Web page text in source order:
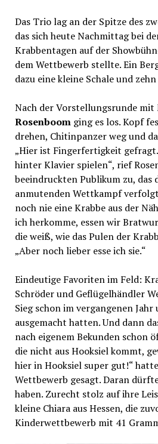
Das Trio lag an der Spitze des
das sich heute Nachmittag bei
Krabbentagen auf der
dem Wettbewerb stellte. Ein
dazu eine kleine Schale und
Nach der Vorstellungsrunde
Rosenboom ging es los. Kopf
drehen, Chitinpanzer weg und
„Hier ist Fingerfertigkeit
hinter Klavier spielen“, rief
beeindruckten Publikum zu, das
anmutenden Wettkampf
noch nie eine Krabbe aus der
ich herkomme, essen wir
die weiß, wie das Pulen der
„Aber noch lieber esse ich sie.“
Eindeutige Favoriten im Feld:
Schröder und Geflügelhändler
Sieg schon im vergangenen
ausgemacht hatten. Und dann
nach eigenem Bekunden schon
die nicht aus Hooksiel kommt,
hier in Hooksiel super gut!“
Wettbewerb gesagt. Daran
haben. Zurecht stolz auf ihre
kleine Chiara aus Hessen, die
Kinderwettbewerb mit 41